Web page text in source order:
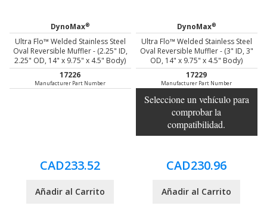
DynoMax®
Ultra Flo™ Welded Stainless Steel
Oval Reversible Muffler - (2.25" ID,
2.25" OD, 14" x 9.75" x 4.5" Body)
17226
Manufacturer Part Number
CAD233.52
Añadir al Carrito
DynoMax®
Ultra Flo™ Welded Stainless Steel
Oval Reversible Muffler - (3" ID, 3"
OD, 14" x 9.75" x 4.5" Body)
17229
Manufacturer Part Number
Seleccione un vehículo para
comprobar la
compatibilidad.
CAD230.96
Añadir al Carrito